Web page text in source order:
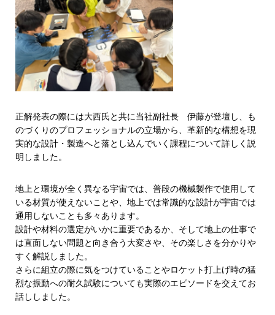
正解発表の際には大西氏と共に当社副社長 伊藤が登壇し、も
のづくりのプロフェッショナルの立場から、革新的な構想を現
実的な設計・製造へと落とし込んでいく課程について詳しく説
明しました。
地上と環境が全く異なる宇宙では、普段の機械製作で使用して
いる材質が使えないことや、地上では常識的な設計が宇宙では
通用しないことも多々あります。
設計や材料の選定がいかに重要であるか、そして地上の仕事で
は直面しない問題と向き合う大変さや、その楽しさを分かりや
すく解説しました。
さらに組立の際に気をつけていることやロケット打上げ時の猛
烈な振動への耐久試験についても実際のエピソードを交えてお
話ししました。